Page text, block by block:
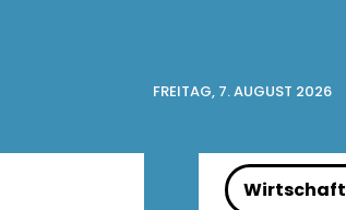
FREITAG, 7. AUGUST 2026
Wirtschaft